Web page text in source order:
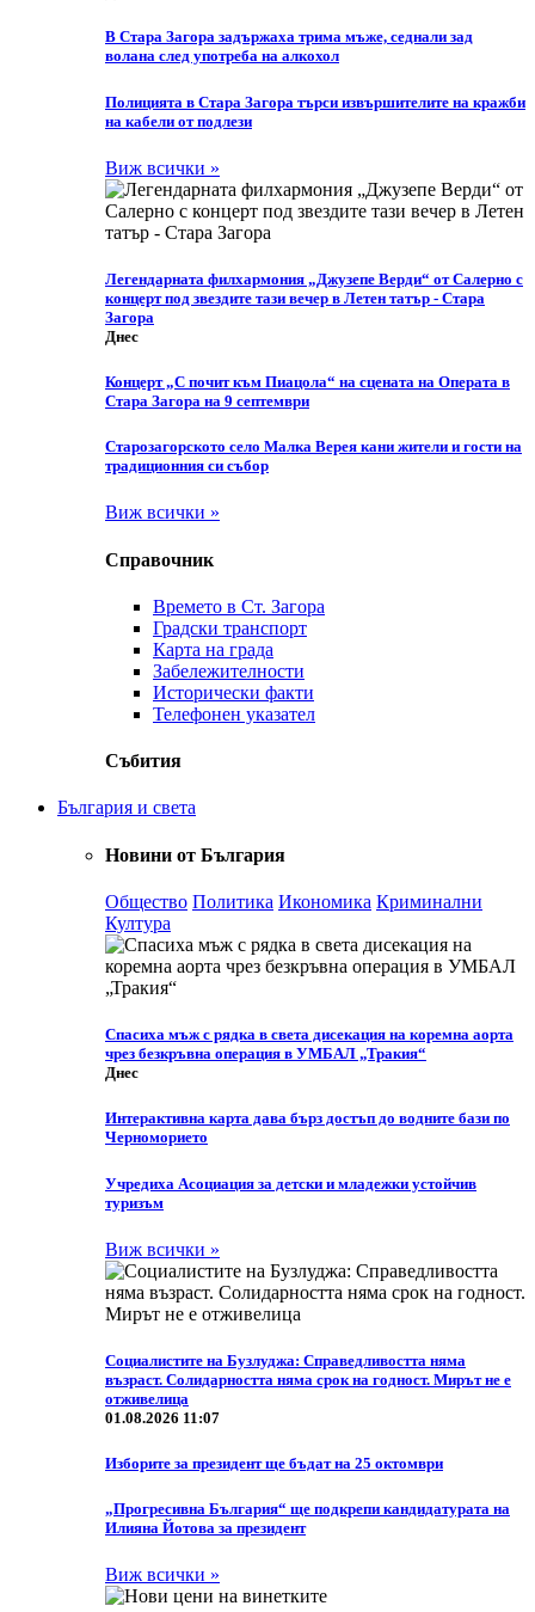
В Стара Загора задържаха трима мъже, седнали зад
волана след употреба на алкохол
Полицията в Стара Загора търси извършителите на кражби
на кабели от подлези
Виж всички »
Легендарната филхармония „Джузепе Верди“ от Салерно с
концерт под звездите тази вечер в Летен татър - Стара
Загора
Днес
Концерт „С почит към Пиацола“ на сцената на Операта в
Стара Загора на 9 септември
Старозагорското село Малка Верея кани жители и гости на
традиционния си събор
Виж всички »
Справочник
Времето в Ст. Загора
Градски транспорт
Карта на града
Забележителности
Исторически факти
Телефонен указател
Събития
България и света
Новини от България
Общество Политика Икономика Криминални
Култура
Спасиха мъж с рядка в света дисекация на коремна аорта
чрез безкръвна операция в УМБАЛ „Тракия“
Днес
Интерактивна карта дава бърз достъп до водните бази по
Черноморието
Учредиха Асоциация за детски и младежки устойчив
туризъм
Виж всички »
Социалистите на Бузлуджа: Справедливостта няма
възраст. Солидарността няма срок на годност. Мирът не е
отживелица
01.08.2026 11:07
Изборите за президент ще бъдат на 25 октомври
„Прогресивна България“ ще подкрепи кандидатурата на
Илияна Йотова за президент
Виж всички »